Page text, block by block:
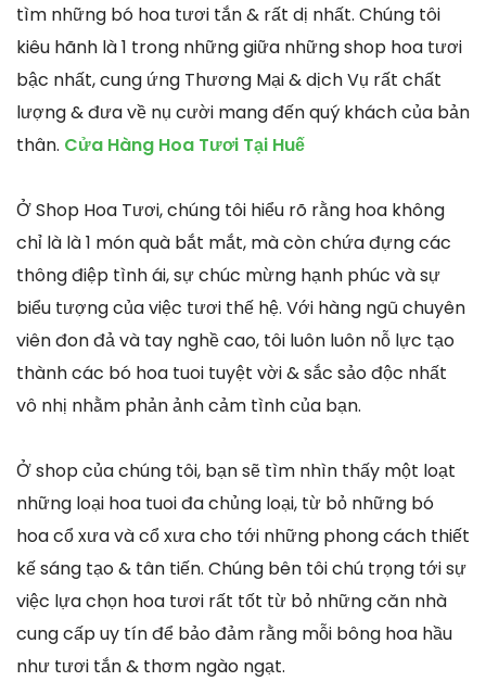
tìm những bó hoa tươi tắn & rất dị nhất. Chúng tôi
kiêu hãnh là 1 trong những giữa những shop hoa tươi
bậc nhất, cung ứng Thương Mại & dịch Vụ rất chất
lượng & đưa về nụ cười mang đến quý khách của bản
thân. Cửa Hàng Hoa Tươi Tại Huế
Ở Shop Hoa Tươi, chúng tôi hiểu rõ rằng hoa không
chỉ là là 1 món quà bắt mắt, mà còn chứa đựng các
thông điệp tình ái, sự chúc mừng hạnh phúc và sự
biểu tượng của việc tươi thế hệ. Với hàng ngũ chuyên
viên đon đả và tay nghề cao, tôi luôn luôn nỗ lực tạo
thành các bó hoa tuoi tuyệt vời & sắc sảo độc nhất
vô nhị nhằm phản ảnh cảm tình của bạn.
Ở shop của chúng tôi, bạn sẽ tìm nhìn thấy một loạt
những loại hoa tuoi đa chủng loại, từ bỏ những bó
hoa cổ xưa và cổ xưa cho tới những phong cách thiết
kế sáng tạo & tân tiến. Chúng bên tôi chú trọng tới sự
việc lựa chọn hoa tươi rất tốt từ bỏ những căn nhà
cung cấp uy tín để bảo đảm rằng mỗi bông hoa hầu
như tươi tắn & thơm ngào ngạt.